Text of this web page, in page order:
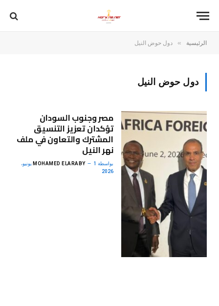
الرئيسية » دول حوض النيل
دول حوض النيل
مصر وجنوب السودان
تؤكدان تعزيز التنسيق
المشترك والتعاون في ملف
نهر النيل
بواسطة MOHAMED ELARABY 1 يونيو،
2026